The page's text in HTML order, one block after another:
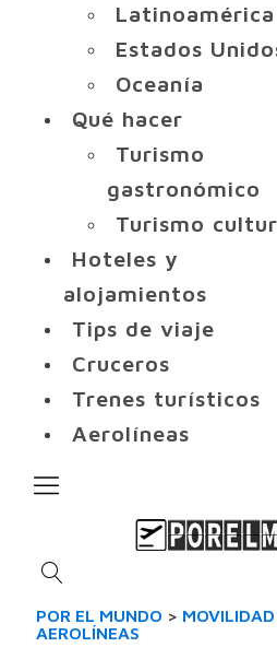
Latinoamérica
Estados
Oceanía
Qué hacer
Turismo
gastronómico
Turismo
Hoteles y
alojamientos
Tips de viaje
Cruceros
Trenes turísticos
Aerolíneas
POR EL MUNDO >
AEROLÍNEAS